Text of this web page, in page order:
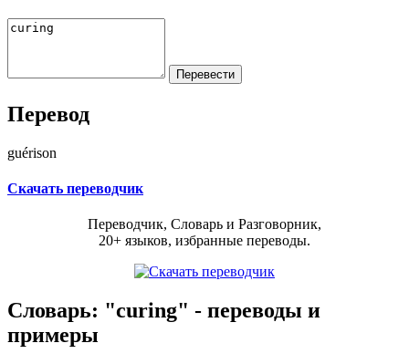
Перевод
guérison
Скачать переводчик
Переводчик, Словарь и Разговорник,
20+ языков, избранные переводы.
Словарь: "curing" - переводы и
примеры